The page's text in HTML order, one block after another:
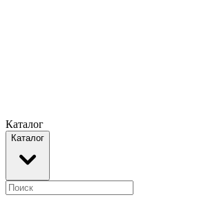
Каталог
Каталог